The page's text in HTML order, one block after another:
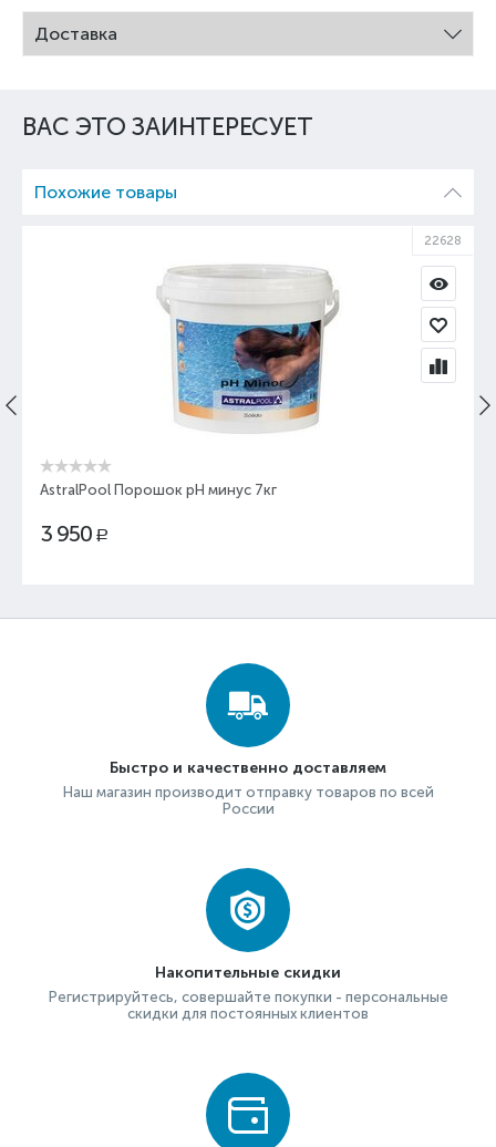
Доставка
ВАС ЭТО ЗАИНТЕРЕСУЕТ
Похожие товары
22628
AstralPool Порошок pH минус 7кг
3 950 Р
Быстро и качественно доставляем
Наш магазин производит отправку товаров по всей
России
Накопительные скидки
Регистрируйтесь, совершайте покупки - персональные
скидки для постоянных клиентов